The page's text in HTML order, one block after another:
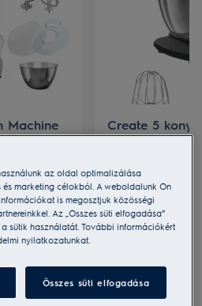
Machine
védőfedél
Create 5
E5KM1-4BPT
6 különböző
5 literes keverőtál
Tartozékok:
az oldal optimalizálása
marketing célokból. A weboldalunk Ön
is megosztjuk közösségi
Az „Összes süti elfogadása”
sütik használatát. További információkért
nyilatkozatunkat.
Összes süti elfogadása